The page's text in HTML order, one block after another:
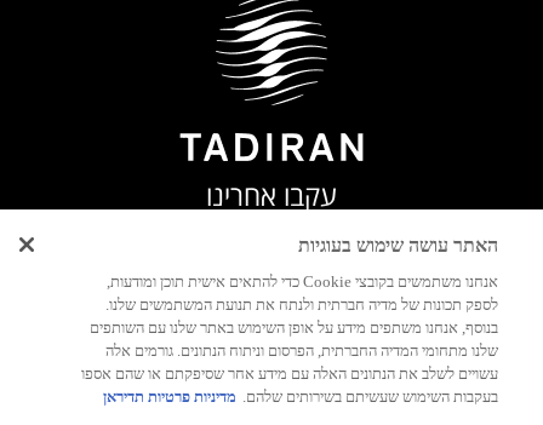
עקבו אחרינו
האתר עושה שימוש בעוגיות
אנחנו משתמשים בקובצי Cookie כדי להתאים אישית תוכן ומודעות,
לספק תכונות של מדיה חברתית ולנתח את תנועת המשתמשים שלנו.
בנוסף, אנחנו משתפים מידע על אופן השימוש באתר שלנו עם השותפים
שלנו מתחומי המדיה החברתית, הפרסום וניתוח הנתונים. גורמים אלה
עשויים לשלב את הנתונים האלה עם מידע אחר שסיפקתם או שהם אספו
בעקבות השימוש שעשיתם בשירותים שלהם. מדיניות פרטיות תדיראן